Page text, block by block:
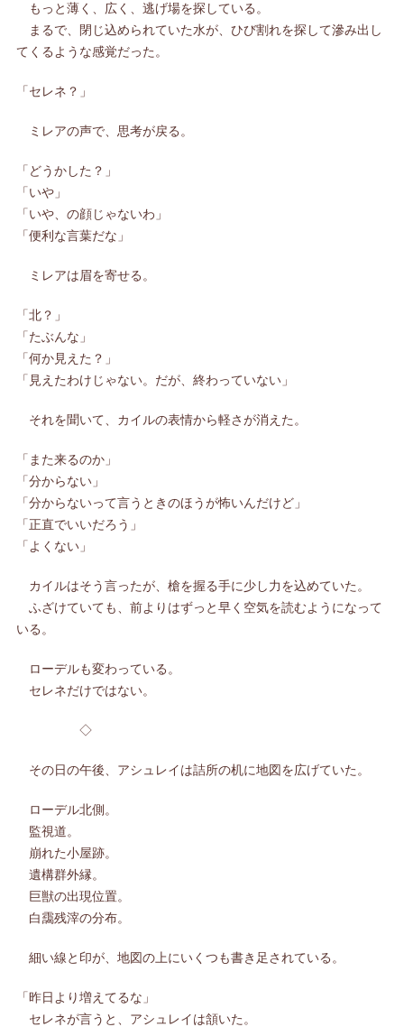
もっと薄く、広く、逃げ場を探している。
まるで、閉じ込められていた水が、ひび割れを探して滲み出し
てくるような感覚だった。
「セレネ？」
ミレアの声で、思考が戻る。
「どうかした？」
「いや」
「いや、の顔じゃないわ」
「便利な言葉だな」
ミレアは眉を寄せる。
「北？」
「たぶんな」
「何か見えた？」
「見えたわけじゃない。だが、終わっていない」
それを聞いて、カイルの表情から軽さが消えた。
「また来るのか」
「分からない」
「分からないって言うときのほうが怖いんだけど」
「正直でいいだろう」
「よくない」
カイルはそう言ったが、槍を握る手に少し力を込めていた。
ふざけていても、前よりはずっと早く空気を読むようになって
いる。
ローデルも変わっている。
セレネだけではない。
◇
その日の午後、アシュレイは詰所の机に地図を広げていた。
ローデル北側。
監視道。
崩れた小屋跡。
遺構群外縁。
巨獣の出現位置。
白靄残滓の分布。
細い線と印が、地図の上にいくつも書き足されている。
「昨日より増えてるな」
セレネが言うと、アシュレイは頷いた。